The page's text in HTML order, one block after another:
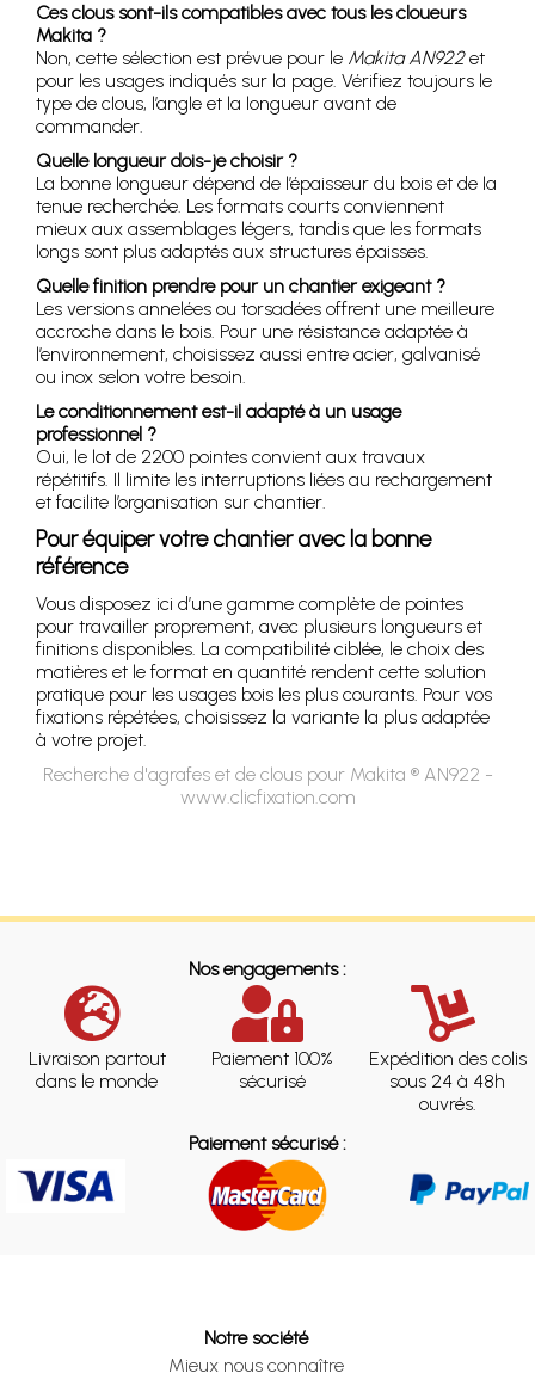
Ces clous sont-ils compatibles avec tous les cloueurs
Makita ?
Non, cette sélection est prévue pour le Makita AN922et
pour les usages indiqués sur la page. Vérifiez toujours le
type de clous, l’angle et la longueur avant de
commander.
Quelle longueur dois-je choisir ?
La bonne longueur dépend de l’épaisseur du bois et de la
tenue recherchée. Les formats courts conviennent
mieux aux assemblages légers, tandis que les formats
longs sont plus adaptés aux structures épaisses.
Quelle finition prendre pour un chantier exigeant ?
Les versions annelées ou torsadées offrent une meilleure
accroche dans le bois. Pour une résistance adaptée à
l’environnement, choisissez aussi entre acier, galvanisé
ou inox selon votre besoin.
Le conditionnement est-il adapté à un usage
professionnel ?
Oui, le lot de 2200 pointes convient aux travaux
répétitifs. Il limite les interruptions liées au rechargement
et facilite l’organisation sur chantier.
Pour équiper votre chantier avec la bonne
référence
Vous disposez ici d’une gamme complète de pointes
pour travailler proprement, avec plusieurs longueurs et
finitions disponibles. La compatibilité ciblée, le choix des
matières et le format en quantité rendent cette solution
pratique pour les usages bois les plus courants. Pour vos
fixations répétées, choisissez la variante la plus adaptée
à votre projet.
Recherche d'agrafes et de clous pour Makita ® AN922 -
www.clicfixation.com
Nos engagements :
Livraison partout
dans le monde
Paiement 100%
sécurisé
Expédition des colis
sous 24 à 48h
ouvrés.
Paiement sécurisé :
Notre société
Mieux nous connaître